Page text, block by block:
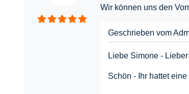
Wir können uns den
Geschrieben vom
Liebe Simone -
Schön - Ihr hattet